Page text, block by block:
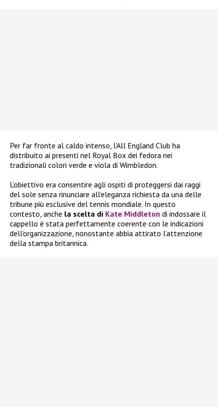
Per far fronte al caldo intenso, l’All England Club ha
distribuito ai presenti nel Royal Box dei fedora nei
tradizionali colori verde e viola di Wimbledon.
L’obiettivo era consentire agli ospiti di proteggersi dai raggi
del sole senza rinunciare all’eleganza richiesta da una delle
tribune più esclusive del tennis mondiale. In questo
contesto, anche la scelta di Kate Middleton di indossare il
cappello è stata perfettamente coerente con le indicazioni
dell’organizzazione, nonostante abbia attirato l’attenzione
della stampa britannica.